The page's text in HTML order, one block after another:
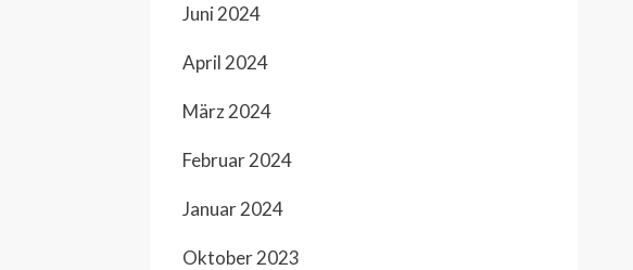
Juni 2024
April 2024
März 2024
Februar 2024
Januar 2024
Oktober 2023